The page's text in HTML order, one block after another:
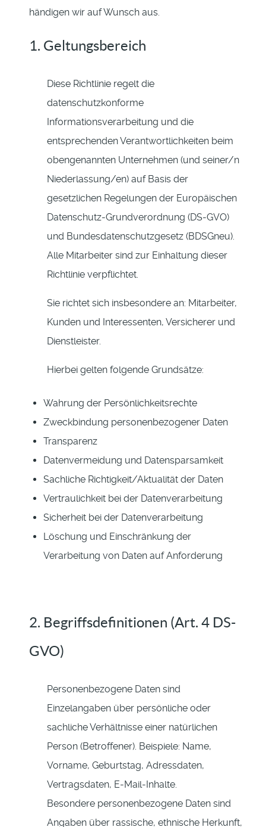
händigen wir auf Wunsch aus.
1. Geltungsbereich
Diese Richtlinie regelt die
datenschutzkonforme
Informationsverarbeitung und die
entsprechenden Verantwortlichkeiten beim
obengenannten Unternehmen (und seiner/n
Niederlassung/en) auf Basis der
gesetzlichen Regelungen der Europäischen
Datenschutz-Grundverordnung (DS-GVO)
und Bundesdatenschutzgesetz (BDSGneu).
Alle Mitarbeiter sind zur Einhaltung dieser
Richtlinie verpflichtet.
Sie richtet sich insbesondere an: Mitarbeiter,
Kunden und Interessenten, Versicherer und
Dienstleister.
Hierbei gelten folgende Grundsätze:
Wahrung der Persönlichkeitsrechte
Zweckbindung personenbezogener Daten
Transparenz
Datenvermeidung und Datensparsamkeit
Sachliche Richtigkeit/Aktualität der Daten
Vertraulichkeit bei der Datenverarbeitung
Sicherheit bei der Datenverarbeitung
Löschung und Einschränkung der
Verarbeitung von Daten auf Anforderung
2. Begriffsdefinitionen (Art. 4 DS-
GVO)
Personenbezogene Daten sind
Einzelangaben über persönliche oder
sachliche Verhältnisse einer natürlichen
Person (Betroffener). Beispiele: Name,
Vorname, Geburtstag, Adressdaten,
Vertragsdaten, E-Mail-Inhalte.
Besondere personenbezogene Daten sind
Angaben über rassische, ethnische Herkunft,